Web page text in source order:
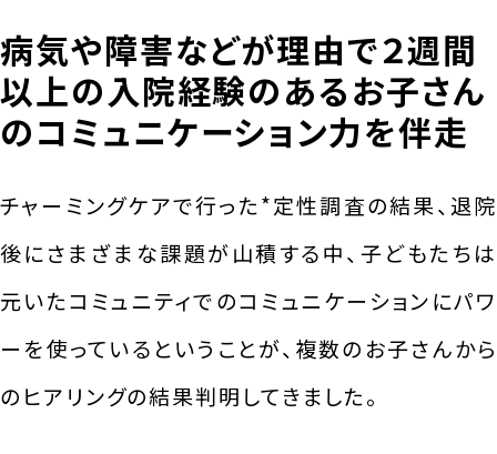
病気や障害などが理由で２週間
以上の入院経験のあるお子さん
のコミュニケーション力を伴走
チャーミングケアで行った*定性調査の結果、退院
後にさまざまな課題が山積する中、子どもたちは
元いたコミュニティでのコミュニケーションにパワ
ーを使っているということが、複数のお子さんから
のヒアリングの結果判明してきました。